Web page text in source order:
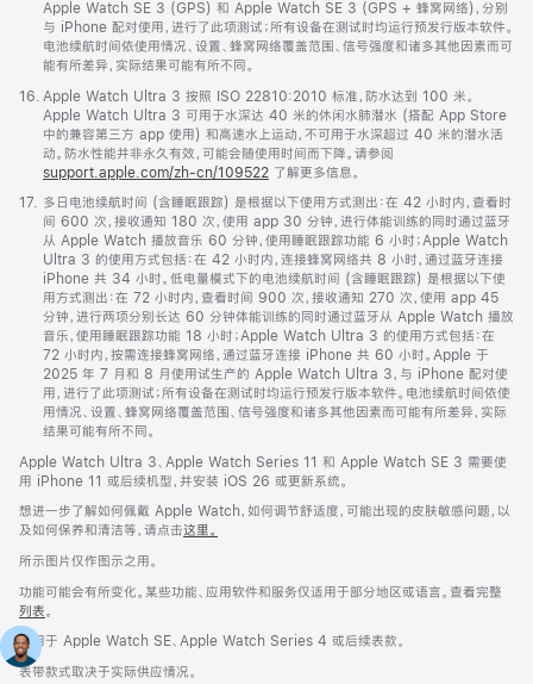
Apple Watch SE 3 (GPS) 和 Apple Watch SE 3 (GPS + 蜂窝网络)，分别
与 iPhone 配对使用，进行了此项测试；所有设备在测试时均运行预发行版本软件。
电池续航时间依使用情况、设置、蜂窝网络覆盖范围、信号强度和诸多其他因素而可
能有所差异，实际结果可能有所不同。
脚
16.
Apple Watch Ultra 3 按照 ISO 22810:2010 标准，防水达到 100 米。
Apple Watch Ultra 3 可用于水深达 40 米的休闲水肺潜水 (搭配 App Store
中的兼容第三方 app 使用) 和高速水上运动，不可用于水深超过 40 米的潜水活
动。防水性能并非永久有效，可能会随使用时间而下降。请参阅
support.apple.com/zh-cn/109522 了解更多信息。
脚
17.
多日电池续航时间 (含睡眠跟踪) 是根据以下使用方式测出：在 42 小时内，查看时
间 600 次，接收通知 180 次，使用 app 30 分钟，进行体能训练的同时通过蓝牙
从 Apple Watch 播放音乐 60 分钟，使用睡眠跟踪功能 6 小时；Apple Watch
Ultra 3 的使用方式包括：在 42 小时内，连接蜂窝网络共 8 小时，通过蓝牙连接
iPhone 共 34 小时。低电量模式下的电池续航时间 (含睡眠跟踪) 是根据以下使
用方式测出：在 72 小时内，查看时间 900 次，接收通知 270 次，使用 app 45
分钟，进行两项分别长达 60 分钟体能训练的同时通过蓝牙从 Apple Watch 播放
音乐，使用睡眠跟踪功能 18 小时；Apple Watch Ultra 3 的使用方式包括：在
72 小时内，按需连接蜂窝网络，通过蓝牙连接 iPhone 共 60 小时。Apple 于
2025 年 7 月和 8 月使用试生产的 Apple Watch Ultra 3，与 iPhone 配对使
用，进行了此项测试；所有设备在测试时均运行预发行版本软件。电池续航时间依使
用情况、设置、蜂窝网络覆盖范围、信号强度和诸多其他因素而可能有所差异，实际
结果可能有所不同。
Apple Watch Ultra 3、Apple Watch Series 11 和 Apple Watch SE 3 需要使
用 iPhone 11 或后续机型，并安装 iOS 26 或更新系统。
想进一步了解如何佩戴 Apple Watch，如何调节舒适度，可能出现的皮肤敏感问题，以
及如何保养和清洁等，请点击这里。
所示图片仅作图示之用。
功能可能会有所变化。某些功能、应用软件和服务仅适用于部分地区或语言。查看完整
列表。
适用于 Apple Watch SE、Apple Watch Series 4 或后续表款。
表带款式取决于实际供应情况。